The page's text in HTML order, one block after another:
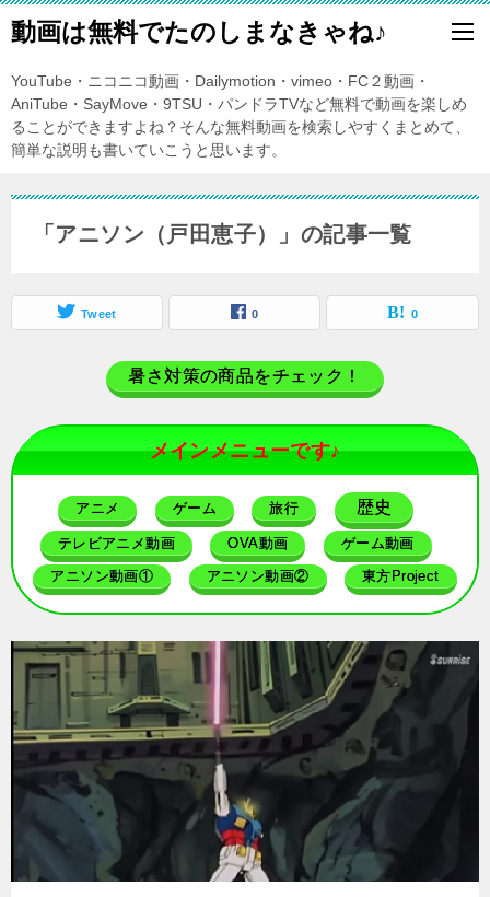
動画は無料でたのしまなきゃね♪
YouTube・ニコニコ動画・Dailymotion・vimeo・FC２動画・
AniTube・SayMove・9TSU・パンドラTVなど無料で動画を楽しめ
ることができますよね？そんな無料動画を検索しやすくまとめて、
簡単な説明も書いていこうと思います。
「アニソン（戸田恵子）」の記事一覧
Tweet 0 0
暑さ対策の商品をチェック！
メインメニューです♪
アニメ ゲーム 旅行 歴史
テレビアニメ動画 OVA動画 ゲーム動画
アニソン動画① アニソン動画② 東方Project